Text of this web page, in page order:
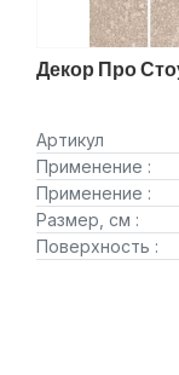
Декор Про
Артикул
Применение :
Применение :
Размер, см :
Поверхность :